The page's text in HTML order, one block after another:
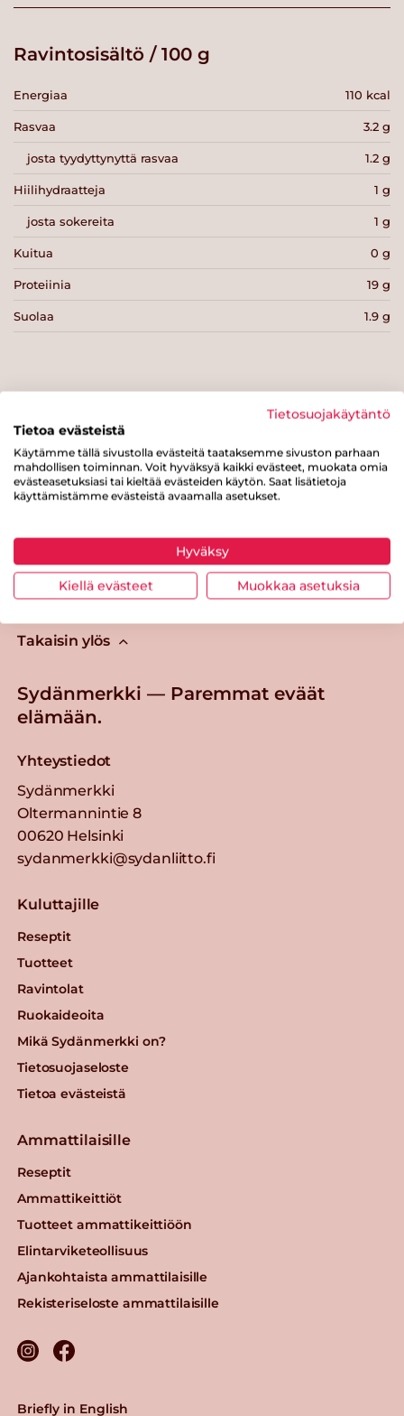
Ravintosisältö / 100 g
Energiaa 110 kcal
Rasvaa 3.2 g
josta tyydyttynyttä rasvaa 1.2 g
Hiilihydraatteja 1 g
josta sokereita 1 g
Kuitua 0 g
Proteiinia 19 g
Suolaa 1.9 g
Tulosta sivu
Tästä merkistä tunnistat
Takaisin ylös
Sydänmerkki — Paremmat eväät
elämään.
Yhteystiedot
Sydänmerkki
Oltermannintie 8
00620 Helsinki
sydanmerkki@sydanliitto.fi
Kuluttajille
Reseptit
Tuotteet
Ravintolat
Ruokaideoita
Mikä Sydänmerkki on?
Tietosuojaseloste
Tietoa evästeistä
Ammattilaisille
Reseptit
Ammattikeittiöt
Tuotteet ammattikeittiöön
Elintarviketeollisuus
Ajankohtaista ammattilaisille
Rekisteriseloste ammattilaisille
Briefly in English
Tietosuojakäytäntö
Tietoa evästeistä
Käytämme tällä sivustolla evästeitä taataksemme sivuston parhaan
mahdollisen toiminnan. Voit hyväksyä kaikki evästeet, muokata omia
evästeasetuksiasi tai kieltää evästeiden käytön. Saat lisätietoja
käyttämistämme evästeistä avaamalla asetukset.
Hyväksy
Kiellä evästeet Muokkaa asetuksia